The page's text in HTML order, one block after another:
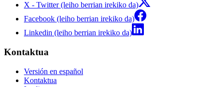
X - Twitter (leiho berrian irekiko da)
Facebook (leiho berrian irekiko da)
Linkedin (leiho berrian irekiko da)
Kontaktua
Versión en español
Kontaktua